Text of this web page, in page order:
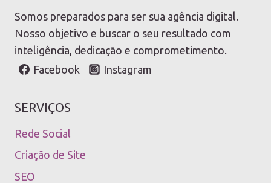
Somos preparados para ser sua agência digital.
Nosso objetivo e buscar o seu resultado com
inteligência, dedicação e comprometimento.
Facebook
Instagram
SERVIÇOS
Rede Social
Criação de Site
SEO